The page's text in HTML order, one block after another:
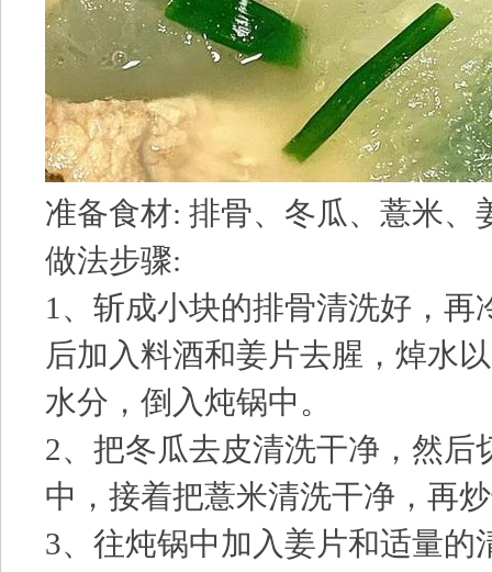
准备食材: 排骨、冬瓜、薏米、
做法步骤:
1、斩成小块的排骨清洗好，再
后加入料酒和姜片去腥，焯水
水分，倒入炖锅中。
2、把冬瓜去皮清洗干净，然后
中，接着把薏米清洗干净，再
3、往炖锅中加入姜片和适量的